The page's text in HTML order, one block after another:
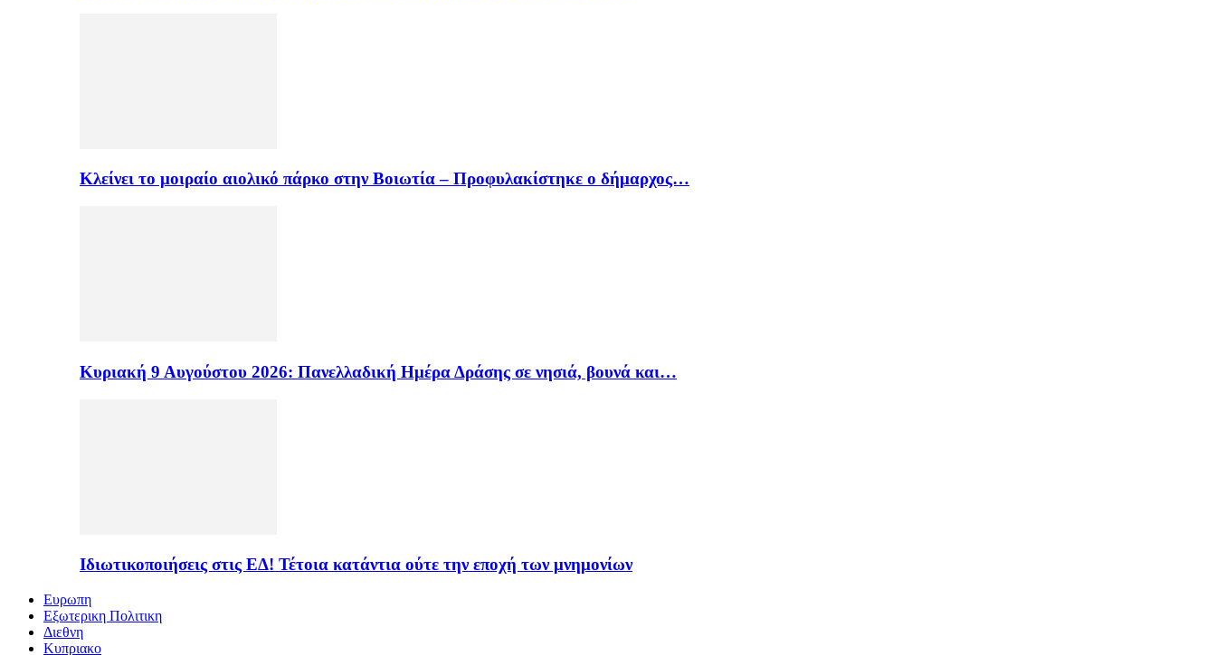
Κλείνει το μοιραίο αιολικό πάρκο στην Βοιωτία – Προφυλακίστηκε ο δήμαρχος…
Κυριακή 9 Αυγούστου 2026: Πανελλαδική Ημέρα Δράσης σε νησιά, βουνά και…
Ιδιωτικοποιήσεις στις ΕΔ! Τέτοια κατάντια ούτε την εποχή των μνημονίων
Ευρωπη
Εξωτερικη Πολιτικη
Διεθνη
Κυπριακο